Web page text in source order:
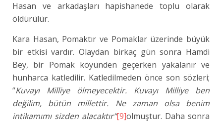
Hasan ve arkadaşları hapishanede toplu olarak
öldürülür.
Kara Hasan, Pomaktır ve Pomaklar üzerinde büyük
bir etkisi vardır. Olaydan birkaç gün sonra Hamdi
Bey, bir Pomak köyünden geçerken yakalanır ve
hunharca katledilir. Katledilmeden önce son sözleri;
“Kuvayı Milliye ölmeyecektir. Kuvayı Milliye ben
değilim, bütün millettir. Ne zaman olsa benim
intikamımı sizden alacaktır”[9]olmuştur. Daha sonra